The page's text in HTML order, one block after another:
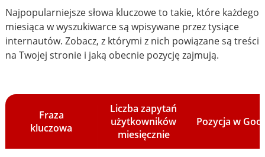
Najpopularniejsze słowa kluczowe to takie, które każdego
miesiąca w wyszukiwarce są wpisywane przez tysiące
internautów. Zobacz, z którymi z nich powiązane są treści
na Twojej stronie i jaką obecnie pozycję zajmują.
Fraza
kluczowa
Liczba zapytań
użytkowników
miesięcznie
Pozycja w